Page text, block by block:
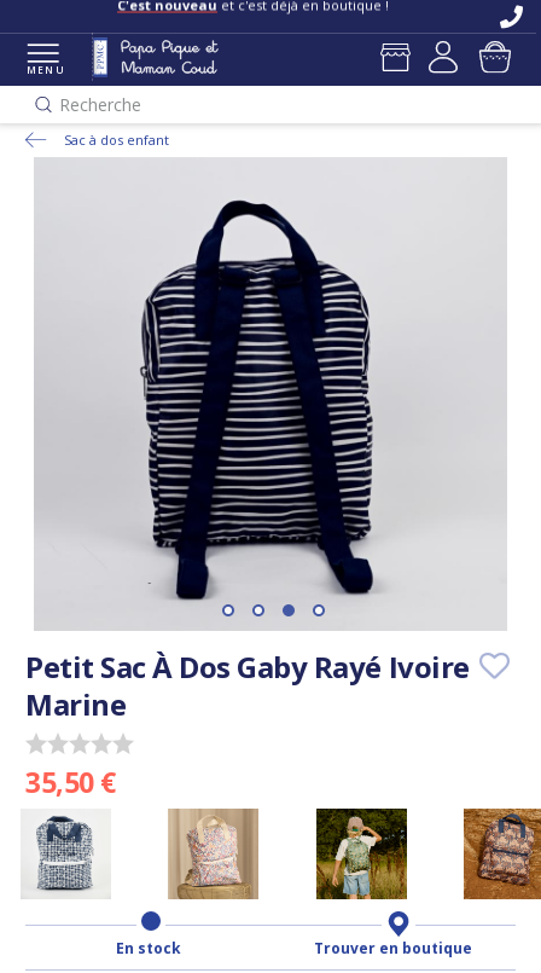
C'est nouveau et c'est déjà en boutique !
MENU
Recherche
Sac à dos enfant
Petit Sac À Dos Gaby Rayé Ivoire
Marine
35,50 €
En stock Trouver en boutique